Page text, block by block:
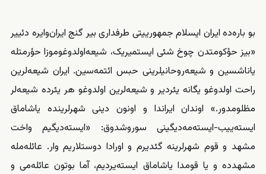
بو باره‌ده ایران ایسلام جمهورییتی طرفداری بیر گنج ایران‌وایره دئییر
«بیز حؤکومتدن چوخ شئی ایستمیریک، شیعه‌‌‌اولدوغوموزا حؤرمتله
یاناشسین و شیعه‌‌‌روحانیلرینی حبس ائتمه‌سین. ایران شیعه‌‌‌لرین
راحت اولدوغو یگانه یئردیر و شیعه‌‌‌لرین اولدوغو هر یئرده شیعه‌‌‌لر
مظلومدور.» اوندان ایراندا و اونون دینی شهرلرینده یاشاماق
ایسته‌ییب-ایسته‌مه‌دیگینی سوروشدوق: «ایسته‌دیگیم واخت
مشهد و قوم شهرلرینه گئدیرم و اورادا دوستلاریم وار. عائله‌‌‌مله
مشهدده و یا قومدا یاشاماق ایسته‌یردیم، آما بوتون عائله‌‌‌می و